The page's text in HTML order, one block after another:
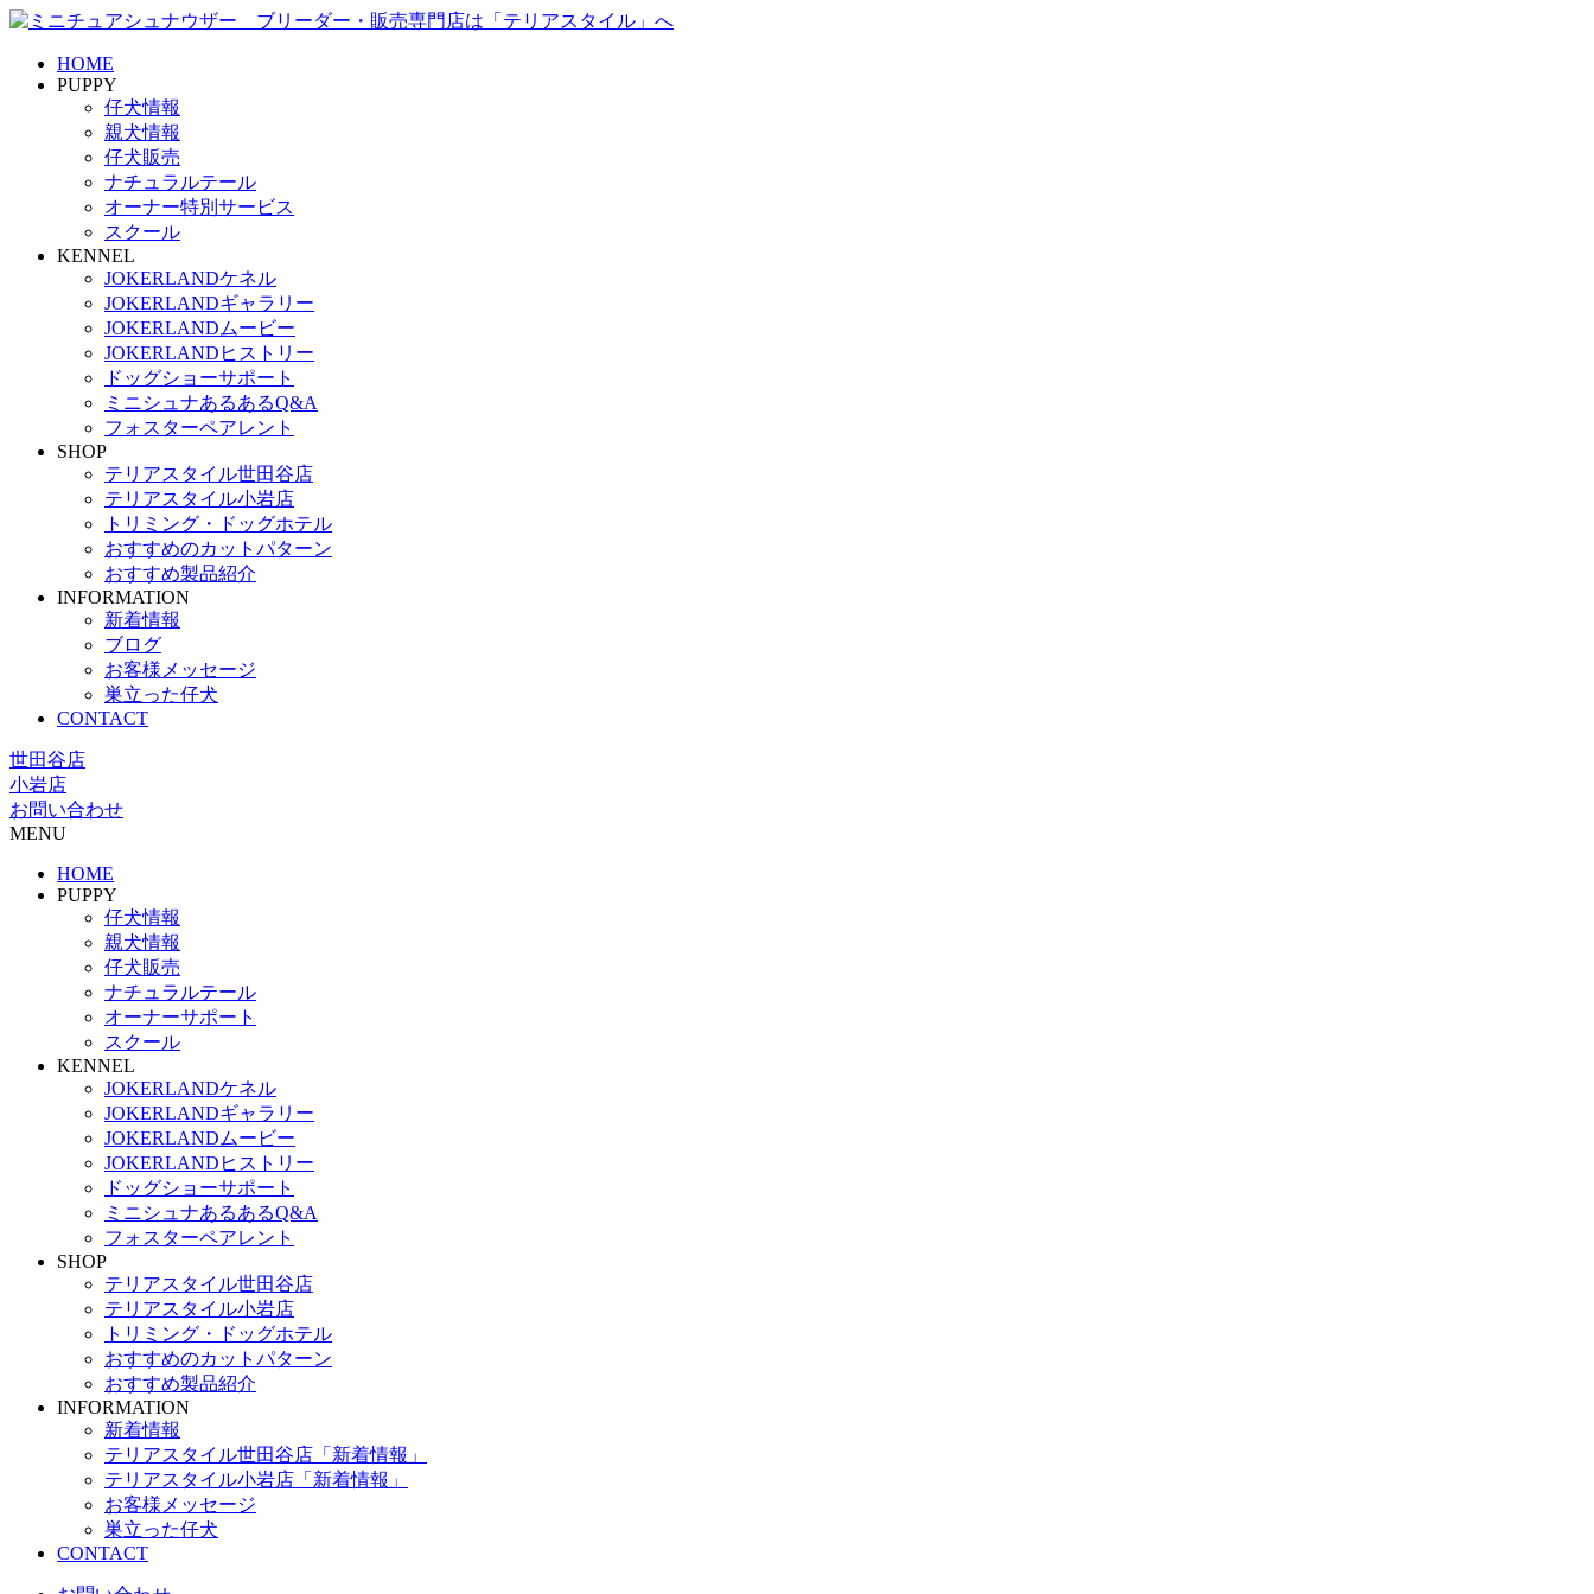
HOME
PUPPY
仔犬情報
親犬情報
仔犬販売
ナチュラルテール
オーナー特別サービス
スクール
KENNEL
JOKERLANDケネル
JOKERLANDギャラリー
JOKERLANDムービー
JOKERLANDヒストリー
ドッグショーサポート
ミニシュナあるあるQ&A
フォスターペアレント
SHOP
テリアスタイル世田谷店
テリアスタイル小岩店
トリミング・ドッグホテル
おすすめのカットパターン
おすすめ製品紹介
INFORMATION
新着情報
ブログ
お客様メッセージ
巣立った仔犬
CONTACT
世田谷店
小岩店
お問い合わせ
MENU
HOME
PUPPY
仔犬情報
親犬情報
仔犬販売
ナチュラルテール
オーナーサポート
スクール
KENNEL
JOKERLANDケネル
JOKERLANDギャラリー
JOKERLANDムービー
JOKERLANDヒストリー
ドッグショーサポート
ミニシュナあるあるQ&A
フォスターペアレント
SHOP
テリアスタイル世田谷店
テリアスタイル小岩店
トリミング・ドッグホテル
おすすめのカットパターン
おすすめ製品紹介
INFORMATION
新着情報
テリアスタイル世田谷店「新着情報」
テリアスタイル小岩店「新着情報」
お客様メッセージ
巣立った仔犬
CONTACT